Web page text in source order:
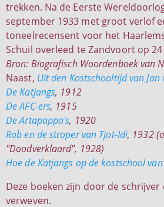
trekken. Na de Eerste
september 1933 met groot verlof
toneelrecensent voor het
Schuil overleed te Zandvoort op
Bron: Biografisch Woordenboek van
Naast, Uit den Kostschooltijd van Jan
De Katjangs, 1912
De AFC-ers, 1915
De Artapappa's, 1920
Rob en de stroper van Tjot-Idi, 1932
"Doodverklaard", 1928)
Hoe de Katjangs op de kostschool
Deze boeken zijn door de
verweven.